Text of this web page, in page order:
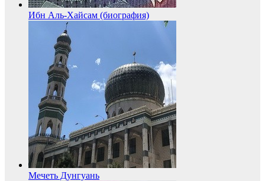
Ибн Аль-Хайсам (биография)
Мечеть Дунгуань